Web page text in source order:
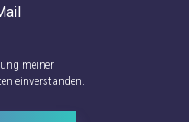
meiner
einverstanden.